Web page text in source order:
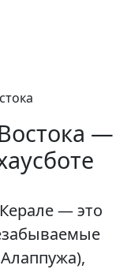
—
— это